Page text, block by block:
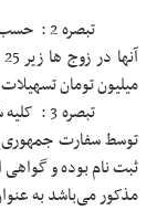
تبصره
میلیون تومان
تبصره 3
توسط سفارت جمهوری
ثبت نام بوده و گواهی
مذکور می‌باشد به